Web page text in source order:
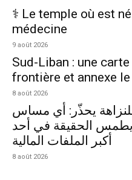
⚕️ Le temple où est
médecine
9 août 2026
Sud-Liban : une
frontière et annexe
8 août 2026
يحذّر: أي مساس
الحقيقة في أحد
أكبر الملفات المالية
8 août 2026